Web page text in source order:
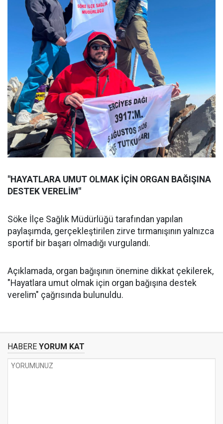
"HAYATLARA UMUT OLMAK İÇİN ORGAN BAĞIŞINA
DESTEK VERELİM"
Söke İlçe Sağlık Müdürlüğü tarafından yapılan
paylaşımda, gerçekleştirilen zirve tırmanışının yalnızca
sportif bir başarı olmadığı vurgulandı.
Açıklamada, organ bağışının önemine dikkat çekilerek,
"Hayatlara umut olmak için organ bağışına destek
verelim" çağrısında bulunuldu.
HABERE YORUM KAT